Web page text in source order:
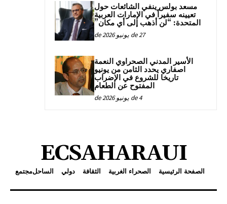
مسعد بولس ينفي الشائعات حول
تعيينه سفيراً في الإمارات العربية
المتحدة: “لن أذهب إلى أي مكان”
27 de يونيو de 2026
الأسير المدني الصحراوي النعمة
اصفاري يحدد الثامن من يونيو
تاريخا للشروع في الإضراب
المفتوح عن الطعام
4 de يونيو de 2026
ECSAHARAUI
الصفحة الرئيسية الصحراء الغربية الثقافة دولي الساحلمجتمع